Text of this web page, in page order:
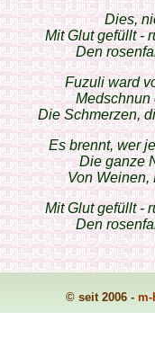
Dies,
Mit Glut gefüllt -
Den
Fuzuli ward
Medschnun
Die Schmerzen,
Es brennt, wer
Die ganze
Von Weinen,
Mit Glut gefüllt -
Den
© seit 2006 - m-